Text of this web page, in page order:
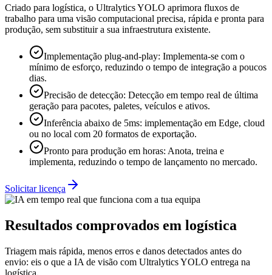
Criado para logística, o Ultralytics YOLO aprimora fluxos de
trabalho para uma visão computacional precisa, rápida e pronta para
produção, sem substituir a sua infraestrutura existente.
Implementação plug-and-play: Implementa-se com o
mínimo de esforço, reduzindo o tempo de integração a poucos
dias.
Precisão de detecção: Detecção em tempo real de última
geração para pacotes, paletes, veículos e ativos.
Inferência abaixo de 5ms: implementação em Edge, cloud
ou no local com 20 formatos de exportação.
Pronto para produção em horas: Anota, treina e
implementa, reduzindo o tempo de lançamento no mercado.
Solicitar licença
Resultados comprovados em logística
Triagem mais rápida, menos erros e danos detectados antes do
envio: eis o que a IA de visão com Ultralytics YOLO entrega na
logística.